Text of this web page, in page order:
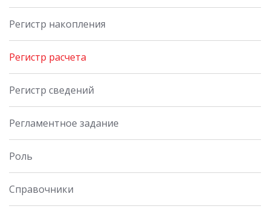
Регистр накопления
Регистр расчета
Регистр сведений
Регламентное задание
Роль
Справочники